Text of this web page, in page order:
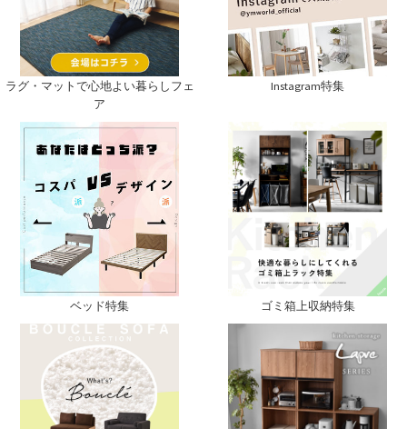
ラグ・マットで心地よい暮らしフェ
ア
Instagram特集
ベッド特集 ゴミ箱上収納特集